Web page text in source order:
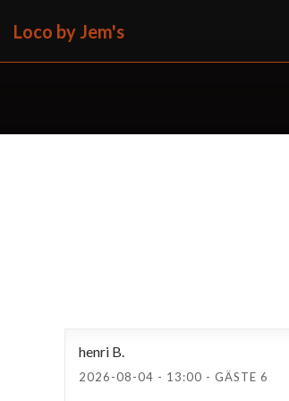
Loco by Jem's
henri B
2026-08-04 - 13:00 - GÄSTE 6